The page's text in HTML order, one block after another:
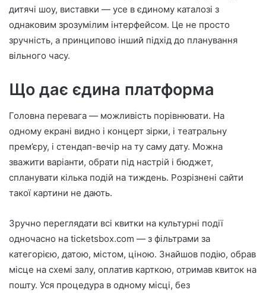
дитячі шоу, виставки — усе в єдиному каталозі з
однаковим зрозумілим інтерфейсом. Це не просто
зручність, а принципово інший підхід до планування
вільного часу.
Що дає єдина платформа
Головна перевага — можливість порівнювати. На
одному екрані видно і концерт зірки, і театральну
прем’єру, і стендап-вечір на ту саму дату. Можна
зважити варіанти, обрати під настрій і бюджет,
спланувати кілька подій на тиждень. Розрізнені сайти
такої картини не дають.
Зручно переглядати всі квитки на культурні події
одночасно на ticketsbox.com — з фільтрами за
категорією, датою, містом, ціною. Знайшов подію, обрав
місце на схемі залу, оплатив карткою, отримав квиток на
пошту. Уся процедура в одному місці, без